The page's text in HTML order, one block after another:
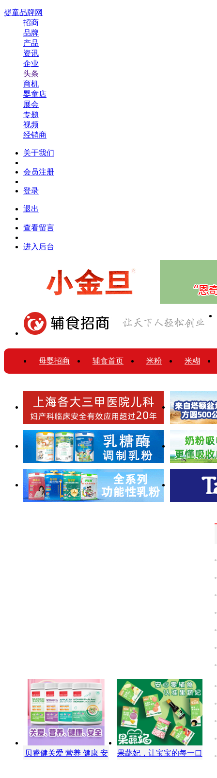
婴童品牌网
招商
品牌
产品
资讯
企业
头条
商机
婴童店
展会
专题
视频
经销商
关于我们
会员注册
登录
退出
查看留言
进入后台
母婴招商 辅食首页 米粉 米糊
贝睿健关爱 营养 健康 安
果蔬妃，让宝宝的每一口